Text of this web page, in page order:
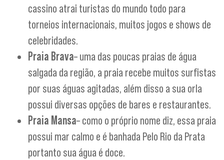
cassino atrai turistas do mundo todo para
torneios internacionais, muitos jogos e shows de
celebridades.
Praia Brava– uma das poucas praias de água
salgada da região, a praia recebe muitos surfistas
por suas águas agitadas, além disso a sua orla
possui diversas opções de bares e restaurantes.
Praia Mansa– como o próprio nome diz, essa praia
possui mar calmo e é banhada Pelo Rio da Prata
portanto sua água é doce.